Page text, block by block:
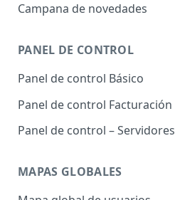
Campana de novedades
PANEL DE CONTROL
Panel de control Básico
Panel de control Facturación
Panel de control – Servidores
MAPAS GLOBALES